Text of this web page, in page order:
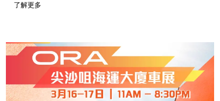
了解更多